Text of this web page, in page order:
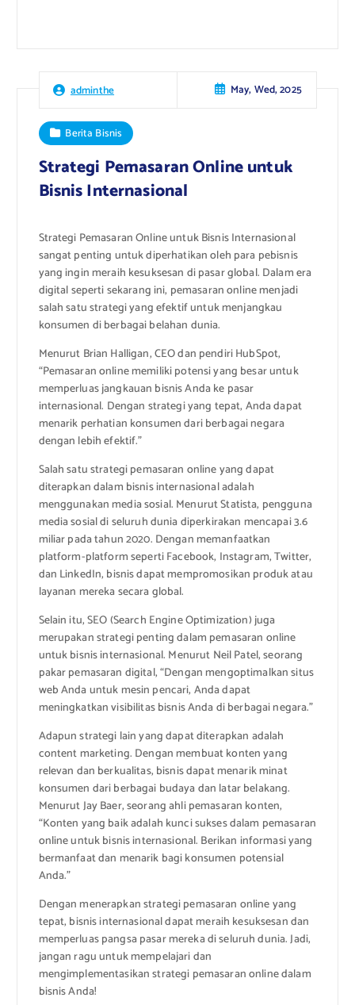
adminthe May, Wed, 2025
Berita Bisnis
Strategi Pemasaran Online untuk
Bisnis Internasional
Strategi Pemasaran Online untuk Bisnis Internasional
sangat penting untuk diperhatikan oleh para pebisnis
yang ingin meraih kesuksesan di pasar global. Dalam era
digital seperti sekarang ini, pemasaran online menjadi
salah satu strategi yang efektif untuk menjangkau
konsumen di berbagai belahan dunia.
Menurut Brian Halligan, CEO dan pendiri HubSpot,
“Pemasaran online memiliki potensi yang besar untuk
memperluas jangkauan bisnis Anda ke pasar
internasional. Dengan strategi yang tepat, Anda dapat
menarik perhatian konsumen dari berbagai negara
dengan lebih efektif.”
Salah satu strategi pemasaran online yang dapat
diterapkan dalam bisnis internasional adalah
menggunakan media sosial. Menurut Statista, pengguna
media sosial di seluruh dunia diperkirakan mencapai 3.6
miliar pada tahun 2020. Dengan memanfaatkan
platform-platform seperti Facebook, Instagram, Twitter,
dan LinkedIn, bisnis dapat mempromosikan produk atau
layanan mereka secara global.
Selain itu, SEO (Search Engine Optimization) juga
merupakan strategi penting dalam pemasaran online
untuk bisnis internasional. Menurut Neil Patel, seorang
pakar pemasaran digital, “Dengan mengoptimalkan situs
web Anda untuk mesin pencari, Anda dapat
meningkatkan visibilitas bisnis Anda di berbagai negara.”
Adapun strategi lain yang dapat diterapkan adalah
content marketing. Dengan membuat konten yang
relevan dan berkualitas, bisnis dapat menarik minat
konsumen dari berbagai budaya dan latar belakang.
Menurut Jay Baer, seorang ahli pemasaran konten,
“Konten yang baik adalah kunci sukses dalam pemasaran
online untuk bisnis internasional. Berikan informasi yang
bermanfaat dan menarik bagi konsumen potensial
Anda.”
Dengan menerapkan strategi pemasaran online yang
tepat, bisnis internasional dapat meraih kesuksesan dan
memperluas pangsa pasar mereka di seluruh dunia. Jadi,
jangan ragu untuk mempelajari dan
mengimplementasikan strategi pemasaran online dalam
bisnis Anda!